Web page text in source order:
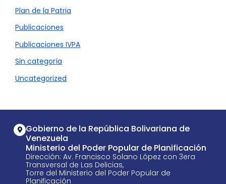
Plan de la Patria
Publicaciones
Publicaciones IVPA
Sin categoría
Uncategorized
Gobierno de la República Bolivariana de
Venezuela
Ministerio del Poder Popular de Planificación
Dirección: Av. Francisco Solano López con 3era
Transversal de Las Delicias,
Torre del Ministerio del Poder Popular de
Planificación